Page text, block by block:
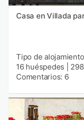
Casa en Villada
Tipo de
16 huéspedes
Comentarios: 6